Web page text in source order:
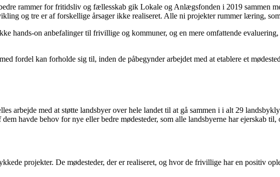
rammer for fritidsliv og fællesskab gik Lokale og Anlægsfonden i 2019 sammen
og tre er af forskellige årsager ikke realiseret. Alle ni projekter rummer læring,
hands-on anbefalinger til frivillige og kommuner, og en mere omfattende
fordel kan forholde sig til, inden de påbegynder arbejdet med at etablere et
arbejde med at støtte landsbyer over hele landet til at gå sammen i i alt 29
havde behov for nye eller bedre mødesteder, som alle landsbyerne har ejerskab til,
projekter. De mødesteder, der er realiseret, og hvor de frivillige har en positiv